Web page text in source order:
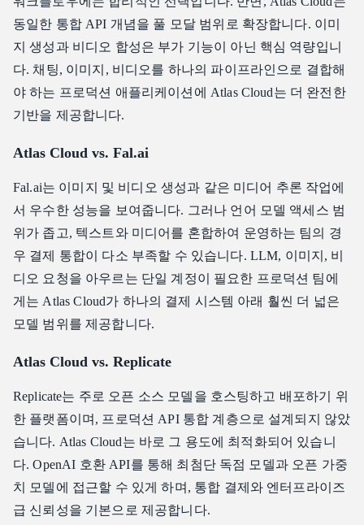
동일한 통합 API 개념을 풀 모달 범위로 확장합니다. 이미
지 생성과 비디오 합성은 부가 기능이 아닌 핵심 역량입니
다. 채팅, 이미지, 비디오를 하나의 파이프라인으로 결합해
야 하는 프로덕션 애플리케이션에 Atlas Cloud는 더 완전한
기반을 제공합니다.
Atlas Cloud vs. Fal.ai
Fal.ai는 이미지 및 비디오 생성과 같은 미디어 추론 작업에
서 우수한 성능을 보여줍니다. 그러나 언어 모델 액세스 범
위가 좁고, 텍스트와 미디어를 혼합하여 운영하는 팀의 경
우 결제 통합이 다소 부족할 수 있습니다. LLM, 이미지, 비
디오 요청을 아우르는 단일 계정이 필요한 프로덕션 팀에
게는 Atlas Cloud가 하나의 결제 시스템 아래 훨씬 더 넓은
모델 범위를 제공합니다.
Atlas Cloud vs. Replicate
Replicate는 주로 오픈 소스 모델을 호스팅하고 배포하기 위
한 플랫폼이며, 프로덕션 API 통합 계층으로 설계되지 않았
습니다. Atlas Cloud는 바로 그 용도에 최적화되어 있습니
다. OpenAI 호환 API를 통해 최첨단 독점 모델과 오픈 가중
치 모델에 접근할 수 있게 하며, 통합 결제와 엔터프라이즈
급 신뢰성을 기본으로 제공합니다.